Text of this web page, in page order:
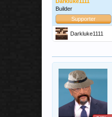
Builder
Supporter
Darkluke1111